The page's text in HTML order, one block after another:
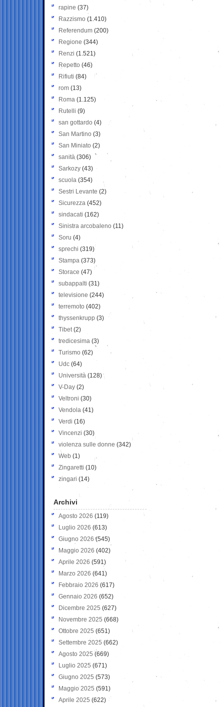
rapine (37)
Razzismo (1.410)
Referendum (200)
Regione (344)
Renzi (1.521)
Repetto (46)
Rifiuti (84)
rom (13)
Roma (1.125)
Rutelli (9)
san gottardo (4)
San Martino (3)
San Miniato (2)
sanità (306)
Sarkozy (43)
scuola (354)
Sestri Levante (2)
Sicurezza (452)
sindacati (162)
Sinistra arcobaleno (11)
Soru (4)
sprechi (319)
Stampa (373)
Storace (47)
subappalti (31)
televisione(244)
terremoto (402)
thyssenkrupp (3)
Tibet(2)
tredicesima (3)
Turismo (62)
Udc (64)
Università (128)
V-Day (2)
Veltroni (30)
Vendola (41)
Verdi (16)
Vincenzi (30)
violenza sulle donne (342)
Web (1)
Zingaretti (10)
zingari (14)
Archivi
Agosto 2026 (119)
Luglio 2026 (613)
Giugno 2026 (545)
Maggio 2026 (402)
Aprile 2026 (591)
Marzo 2026 (641)
Febbraio 2026 (617)
Gennaio 2026 (652)
Dicembre 2025 (627)
Novembre 2025 (668)
Ottobre 2025 (651)
Settembre 2025 (662)
Agosto 2025 (669)
Luglio 2025 (671)
Giugno 2025 (573)
Maggio 2025 (591)
Aprile 2025 (622)